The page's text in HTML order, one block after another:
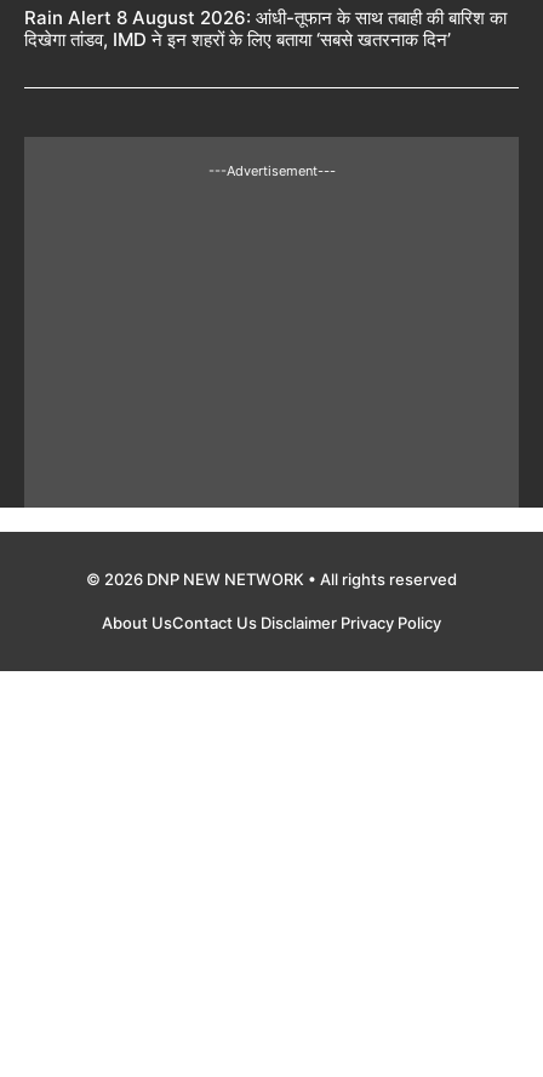
Rain Alert 8 August 2026: आंधी-तूफान के साथ तबाही की बारिश का
दिखेगा तांडव, IMD ने इन शहरों के लिए बताया ‘सबसे खतरनाक दिन’
---Advertisement---
© 2026 DNP NEW NETWORK • All rights reserved
About UsContact Us Disclaimer Privacy Policy